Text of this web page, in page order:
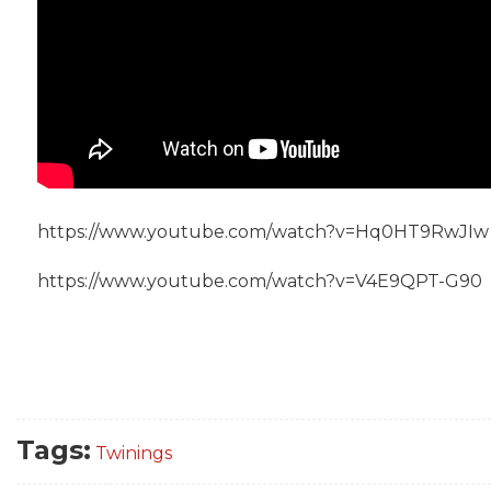
https://www.youtube.com/watch?v=Hq0HT9RwJIw
https://www.youtube.com/watch?v=V4E9QPT-G90
Tags: Twinings